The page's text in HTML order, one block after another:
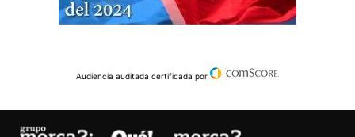
Audiencia auditada certificada por